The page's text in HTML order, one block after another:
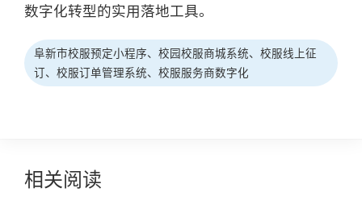
数字化转型的实用落地工具。
阜新市校服预定小程序、校园校服商城系统、校服线上征
订、校服订单管理系统、校服服务商数字化
相关阅读